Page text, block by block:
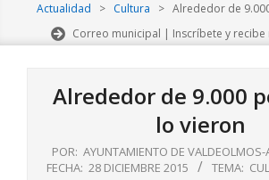
Actualidad
> Cultura > Alrededor de
Correo municipal | Inscríbete y recibe
Alrededor de 9.000
lo vieron
POR: AYUNTAMIENTO DE VALDEOLMOS-
FECHA: 28 DICIEMBRE 2015 TEMA: